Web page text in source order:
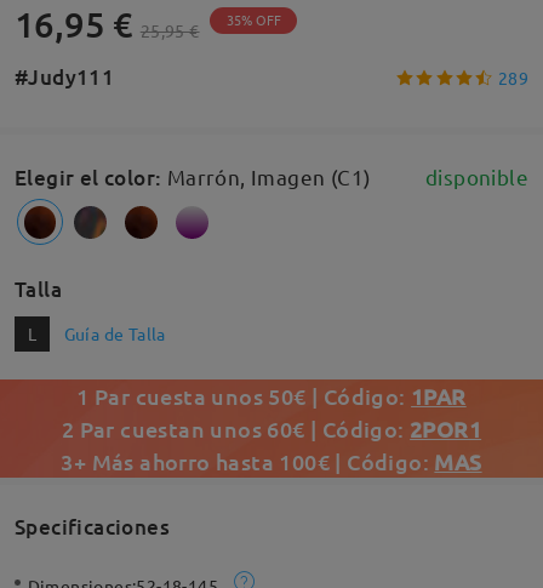
16,95 € 25,95 € 35% OFF
#Judy111 289
Elegir el color: Marrón, Imagen (C1) disponible
Talla
L Guía de Talla
1 Par cuesta unos 50€ | Código: 1PAR
2 Par cuestan unos 60€ | Código: 2POR1
3+ Más ahorro hasta 100€ | Código: MAS
Specificaciones